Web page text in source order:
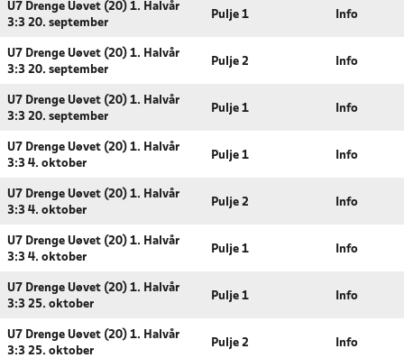
U7 Drenge Uøvet (20) 1. Halvår
3:3 20. september
Pulje 1 Info
U7 Drenge Uøvet (20) 1. Halvår
3:3 20. september
Pulje 2 Info
U7 Drenge Uøvet (20) 1. Halvår
3:3 20. september
Pulje 1 Info
U7 Drenge Uøvet (20) 1. Halvår
3:3 4. oktober
Pulje 1 Info
U7 Drenge Uøvet (20) 1. Halvår
3:3 4. oktober
Pulje 2 Info
U7 Drenge Uøvet (20) 1. Halvår
3:3 4. oktober
Pulje 1 Info
U7 Drenge Uøvet (20) 1. Halvår
3:3 25. oktober
Pulje 1 Info
U7 Drenge Uøvet (20) 1. Halvår
3:3 25. oktober
Pulje 2 Info